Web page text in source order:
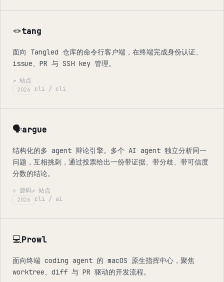
🪢tang
面向 Tangled 仓库的命令行客户端，在终端完成身份认证、
issue、PR 与 SSH key 管理。
↗ 站点
2026 cli / cli
🗣️argue
结构化的多 agent 辩论引擎。多个 AI agent 独立分析同一
问题，互相挑刺，通过投票给出一份带证据、带分歧、带可信度
分数的结论。
⟐ 源码↗ 站点
2026 cli / ai
💻Prowl
面向终端 coding agent 的 macOS 原生指挥中心，聚焦
worktree、diff 与 PR 驱动的开发流程。